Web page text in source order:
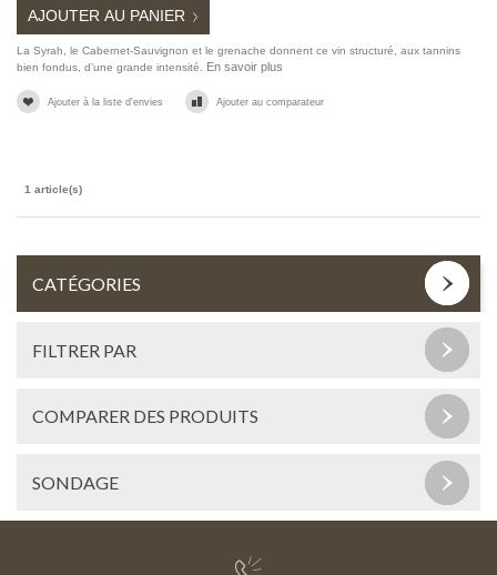
AJOUTER AU PANIER
La Syrah, le Cabernet-Sauvignon et le grenache donnent ce vin structuré, aux tannins
bien fondus, d’une grande intensité. En savoir plus
Ajouter à la liste d'envies Ajouter au comparateur
1 article(s)
CATÉGORIES
FILTRER PAR
COMPARER DES PRODUITS
SONDAGE